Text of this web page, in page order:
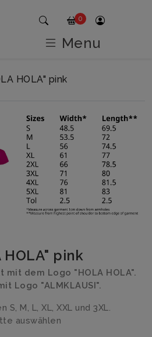
HOLA" pink
HOLA" pink
dem Logo "HOLA HOLA".
Logo "ALMKLAUSI".
M, L, XL, XXL und 3XL.
auswählen
0
Menu